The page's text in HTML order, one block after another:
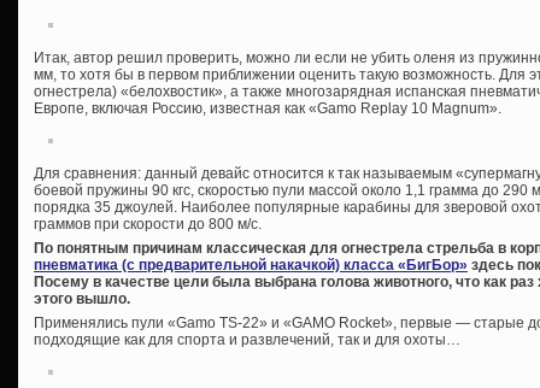
Итак, автор решил проверить, можно ли если не убить оленя из
мм, то хотя бы в первом приближении оценить такую возможность. Для
огнестрела) «белохвостик», а также многозарядная испанская
Европе, включая Россию, известная как «Gamo Replay 10 Magnum».
Для сравнения: данный девайс относится к так называемым
боевой пружины 90 кгс, скоростью пули массой около 1,1 грамма до 290
порядка 35 джоулей. Наиболее популярные карабины для зверовой
граммов при скорости до 800 м/с.
По понятным причинам классическая для огнестрела стрельба в
пневматика (с предварительной накачкой) класса «БигБор» здесь
Посему в качестве цели была выбрана голова животного, что как
этого вышло.
Применялись пули «Gamo TS-22» и «GAMO Rocket», первые — старые
подходящие как для спорта и развлечений, так и для охоты…